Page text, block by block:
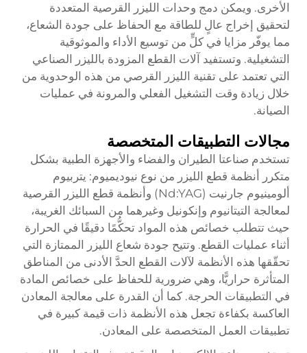
الأخرى. ويمكن دمج وحدات الليزر القرصية المتعددة
لتحقيق إخراج عالٍ للطاقة مع الحفاظ على جودة الشعاع،
مما يوفّر مزايا في كلٍّ من توسيع الأداء والموثوقية
التشغيلية. وتستفيد آلات القطع المزودة بالليزر الصناعي
التي تعتمد على تقنية الليزر القرصي من هذه الوحدوية من
خلال زيادة وقت التشغيل الفعلي والمرونة في عمليات
الصيانة.
مجالات التطبيقات المتخصصة
تستخدم صناعتا الطيران والفضاء والأجهزة الطبية بشكل
متكرر أنظمة قطع الليزر من نوع نيوديميوم: يتربيوم
ألومينيوم جارنيت (Nd:YAG) وأنظمة قطع الليزر القرصية
لمعالجة التيتانيوم وإنكونيل وغيرهما من السبائك الغريبة،
حيث تتطلب خصائص هذه المواد تحكُّمًا دقيقًا في الحرارة
أثناء عمليات القطع. وتتيح جودة شعاع الليزر الممتازة التي
تحقّقها هذه الأنظمة لآلات القطع الحدَّ الأدنى من المناطق
المتأثرة حراريًّا، وهي ضرورية للحفاظ على خصائص المادة
في التطبيقات الحرجة. كما أن القدرة على معالجة المعادن
العاكسة بكفاءة تجعل هذه الأنظمة ذات قيمة كبيرة في
تطبيقات العمل المتخصصة على المعادن.